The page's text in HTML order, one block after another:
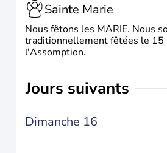
Sainte Marie
Nous fêtons les MARIE. Nous
traditionnellement fêtées le 15
l'Assomption.
jours suivants
Dimanche 16